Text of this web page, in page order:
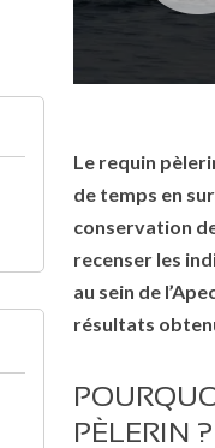
Le requin
de temps en
conservation
recenser les
au sein de
résultats
PÈLERIN ?